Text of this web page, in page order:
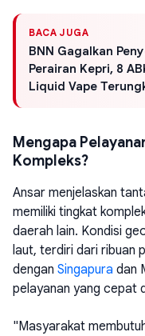
BACA JUGA
BNN Gagalkan
Perairan Kepri, 8
Liquid Vape
Mengapa
Kompleks?
Ansar menjelaskan
memiliki tingkat
daerah lain. Kondisi
laut, terdiri dari ribuan
dengan Singapura dan
pelayanan yang cepat
"Masyarakat